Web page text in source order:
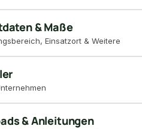
& Maße
Einsatzort & Weitere
& Anleitungen